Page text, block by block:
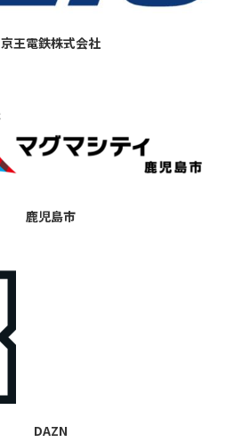
京王電鉄株式会社
鹿児島市
DAZN